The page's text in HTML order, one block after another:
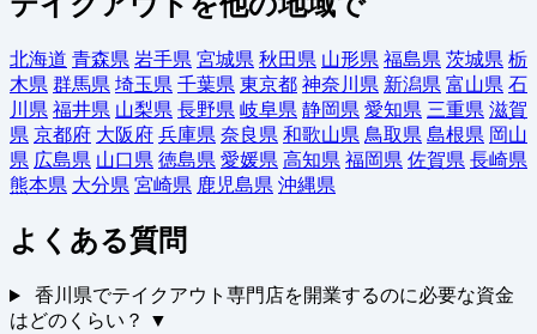
北海道 青森県 岩手県 宮城県 秋田県 山形県 福島県 茨城県 栃
木県 群馬県 埼玉県 千葉県 東京都 神奈川県 新潟県 富山県 石
川県 福井県 山梨県 長野県 岐阜県 静岡県 愛知県 三重県 滋賀
県 京都府 大阪府 兵庫県 奈良県 和歌山県 鳥取県 島根県 岡山
県 広島県 山口県 徳島県 愛媛県 高知県 福岡県 佐賀県 長崎県
熊本県 大分県 宮崎県 鹿児島県 沖縄県
よくある質問
香川県でテイクアウト専門店を開業するのに必要な資金
はどのくらい？
▼